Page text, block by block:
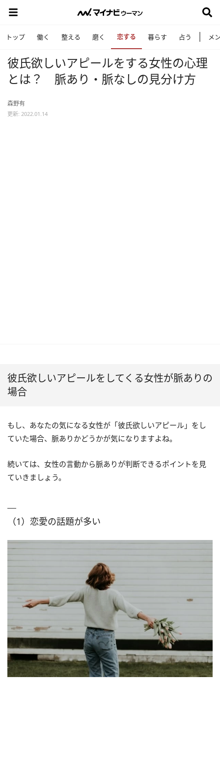
トップ 働く 整える 磨く 恋する 暮らす 占う メ
彼氏欲しいアピールをする女性の心理
とは？ 脈あり・脈なしの見分け方
森野有
更新: 2022.01.14
彼氏欲しいアピールをしてくる女性が脈ありの
場合
もし、あなたの気になる女性が「彼氏欲しいアピール」をし
ていた場合、脈ありかどうかが気になりますよね。
続いては、女性の言動から脈ありが判断できるポイントを見
ていきましょう。
（1）恋愛の話題が多い